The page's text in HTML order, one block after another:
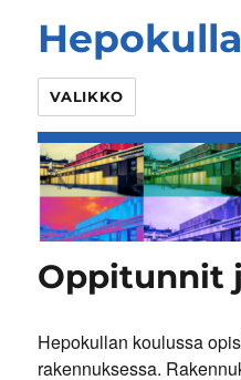
VALIKKO
Oppitunnit
Hepokullan koulussa
rakennuksessa.